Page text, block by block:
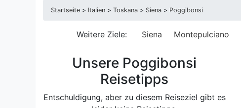
Sauna
Klimaanlage
Ferienwohnungen
Pool
Wasserblick
Ferienhäuser
Startseite > Italien > Toskana > Siena > Poggibonsi
Weitere Ziele: Siena Montepulciano
Unsere Poggibonsi
Reisetipps
Entschuldigung, aber zu diesem Reiseziel gibt es